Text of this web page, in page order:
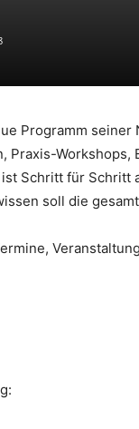
Programm
Praxis-
Schritt für Schritt
soll die